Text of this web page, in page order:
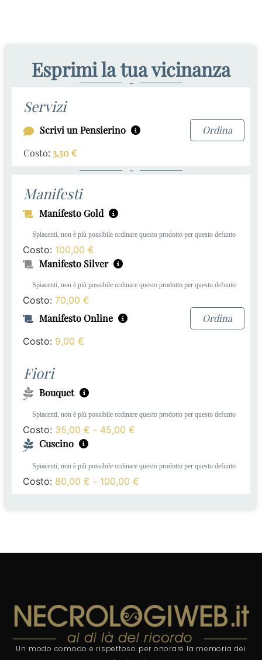
Esprimi la tua vicinanza
~
Servizi
Scrivi un Pensierino
Ordina
Costo: 3,50€
~
Manifesti
Manifesto Gold
Spiacenti, non è più possibile ordinare questo prodotto per questo defunto
Costo: 100,00 €
Manifesto Silver
Spiacenti, non è più possibile ordinare questo prodotto per questo defunto
Costo: 70,00 €
Manifesto Online Ordina
Costo: 9,00 €
Fiori
Bouquet
Spiacenti, non è più possibile ordinare questo prodotto per questo defunto
Costo: 35,00 € - 45,00 €
Cuscino
Spiacenti, non è più possibile ordinare questo prodotto per questo defunto
Costo: 80,00 € - 100,00 €
Un modo comodo e rispettoso per onorare la memoria dei